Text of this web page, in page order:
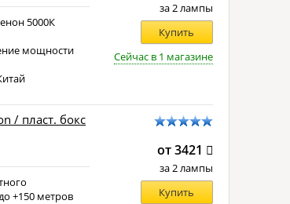
5000К
мощности
за 2 лампы
Купить
Сейчас в 1 магазине
/ пласт. бокс
+150 метров
от 3421
за 2 лампы
Купить